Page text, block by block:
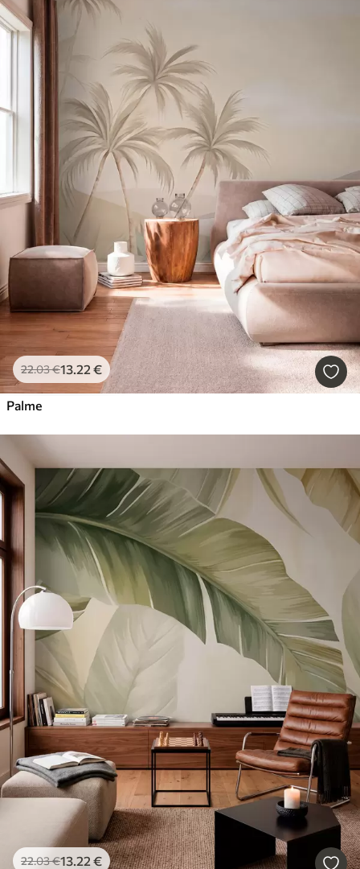
22.03€13 .22 €
Palme
22.03€13 .22 €